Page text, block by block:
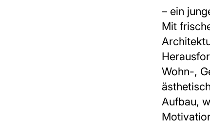
– ein
Mit
Wohn-,
Aufbau,